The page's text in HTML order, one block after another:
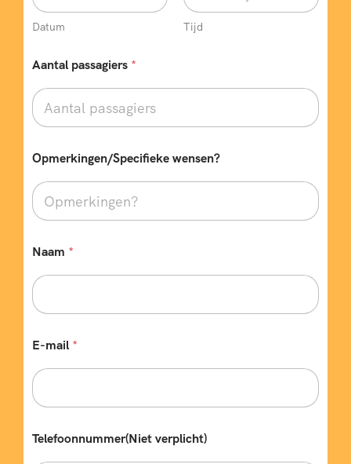
a
t
p
s
s
a
i
r
Datum Tijd
Aantal passagiers *
Opmerkingen/Specifieke wensen?
Naam *
E-mail *
Telefoonnummer(Niet verplicht)